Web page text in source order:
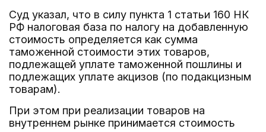
Суд указал, что в силу пункта 1 статьи 160 НК
РФ налоговая база по налогу на добавленную
стоимость определяется как сумма
таможенной стоимости этих товаров,
подлежащей уплате таможенной пошлины и
подлежащих уплате акцизов (по подакцизным
товарам).
При этом при реализации товаров на
внутреннем рынке принимается стоимость